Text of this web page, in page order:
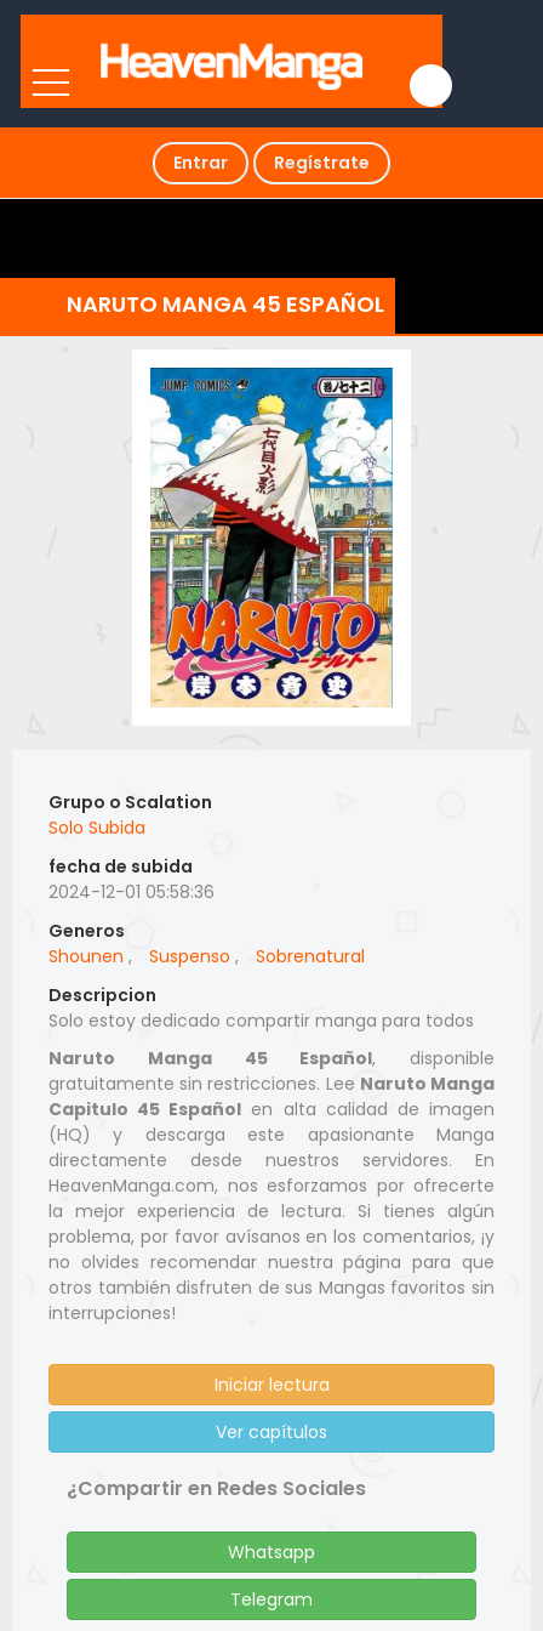
Entrar Regístrate
NARUTO MANGA 45 ESPAÑOL
Grupo o Scalation
Solo Subida
fecha de subida
2024-12-01 05:58:36
Generos
Shounen , Suspenso ,
Sobrenatural
Descripcion
Solo estoy dedicado compartir manga para todos
Naruto Manga 45 Español, disponible
gratuitamente sin restricciones. Lee Naruto Manga
Capitulo 45 Español en alta calidad de imagen
(HQ) y descarga este apasionante Manga
directamente desde nuestros servidores. En
HeavenManga.com, nos esforzamos por ofrecerte
la mejor experiencia de lectura. Si tienes algún
problema, por favor avísanos en los comentarios, ¡y
no olvides recomendar nuestra página para que
otros también disfruten de sus Mangas favoritos sin
interrupciones!
Iniciar lectura
Ver capítulos
¿Compartir en Redes Sociales
Whatsapp
Telegram